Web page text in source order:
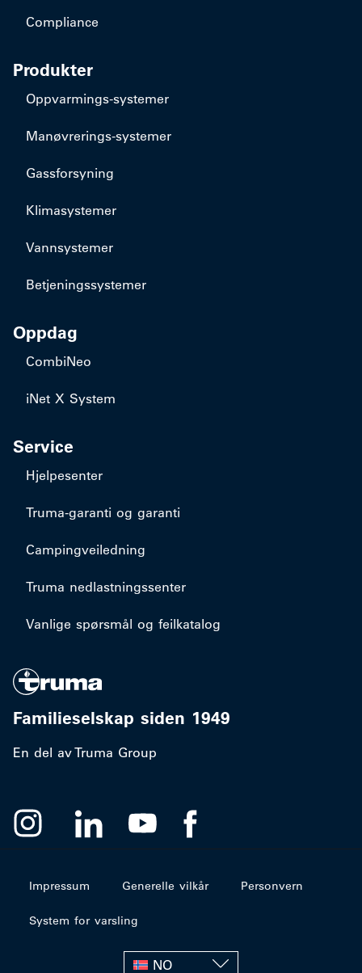
Compliance
Produkter
​Oppvarmings-systemer
​Manøvrerings-systemer
Gassforsyning
Klimasystemer
Vannsystemer
Betjeningssystemer
Oppdag
CombiNeo
iNet X System
Service
Hjelpesenter
Truma-garanti og garanti
Campingveiledning
Truma nedlastningssenter
Vanlige spørsmål og feilkatalog
Familieselskap siden 1949
En del av Truma Group
Impressum Generelle vilkår Personvern
System for varsling
NO